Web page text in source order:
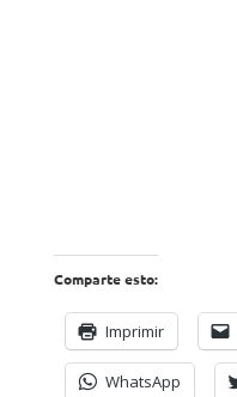
Comparte esto:
Imprimir
WhatsApp